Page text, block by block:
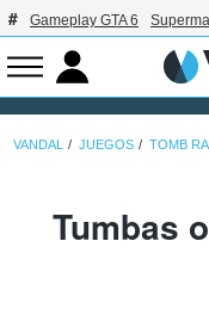
Gameplay GTA 6
VANDAL JUEGOS TOMB
Tumbas